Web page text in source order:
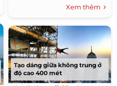
Xem thêm
Tạo dáng giữa không trung ở
độ cao 400 mét